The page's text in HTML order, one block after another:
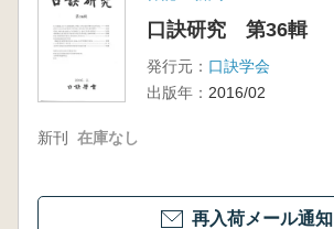
口訣研究 第36輯
発行元： 口訣学会
出版年： 2016/02
新刊 在庫なし
再入荷メール通知